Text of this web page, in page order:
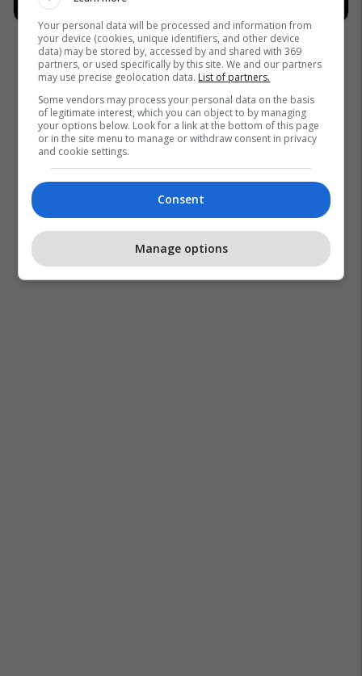
Your personal data will be processed and information from
your device (cookies, unique identifiers, and other device
data) may be stored by, accessed by and shared with 369
partners, or used specifically by this site. We and our partners
may use precise geolocation data. List of partners.
Some vendors may process your personal data on the basis
of legitimate interest, which you can object to by managing
your options below. Look for a link at the bottom of this page
or in the site menu to manage or withdraw consent in privacy
and cookie settings.
Consent
Manage options